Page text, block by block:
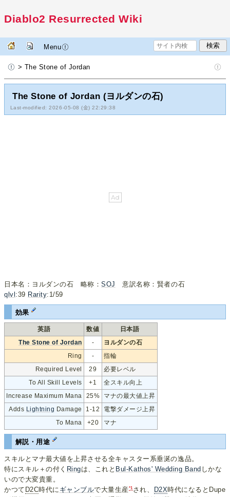
Diablo2 Resurrected Wiki
Menu
> The Stone of Jordan
The Stone of Jordan (ヨルダンの石)
Last-modified: 2026-05-08 (金) 22:29:38
日本名：ヨルダンの石 略称：SOJ
意訳名称：賢者の石
qlvl:39 Rarity:1/59
効果
英語 数値
日本語
The Stone of Jordan
-
ヨルダンの石
Ring
-
指輪
Required Level
29
必要レベル
To All Skill Levels
+1
全スキル向上
Increase Maximum Mana
25%
マナの最大値上昇
Adds Lightning Damage 1-12
電撃ダメージ上昇
To Mana
+20 マナ
解説・用途
スキルとマナ最大値を上昇させる全キャスター系垂涎の逸品。
特にスキル＋の付く Ringは、これと Bul-Kathos' Wedding Band しかな
いので大変貴重。
かつて D2C時代に ギャンブルで大量生産 *1され、 D2X時代になるとDupe